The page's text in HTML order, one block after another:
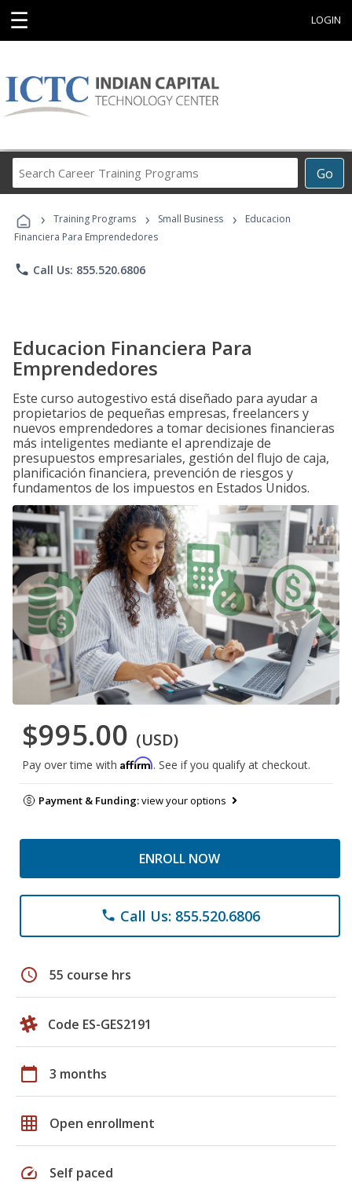
☰ LOGIN
Go
Career
Programs
› Training Programs › Small Business ›
Educacion
Financiera Para Emprendedores
phone Call Us: 855.520.6806
Educacion Financiera Para
Emprendedores
Este curso autogestivo está diseñado para ayudar a
propietarios de pequeñas empresas, freelancers y
nuevos emprendedores a tomar decisiones financieras
más inteligentes mediante el aprendizaje de
presupuestos empresariales, gestión del flujo de caja,
planificación financiera, prevención de riesgos y
fundamentos de los impuestos en Estados Unidos.
$995.00 (USD)
Pay over time with Affirm. See if you qualify at checkout.
Payment & Funding:view your options
ENROLL NOW
phone Call Us: 855.520.6806
schedule 55 course hrs
Code ES-GES2191
calendar_today 3 months
grid_on Open enrollment
speed Self paced